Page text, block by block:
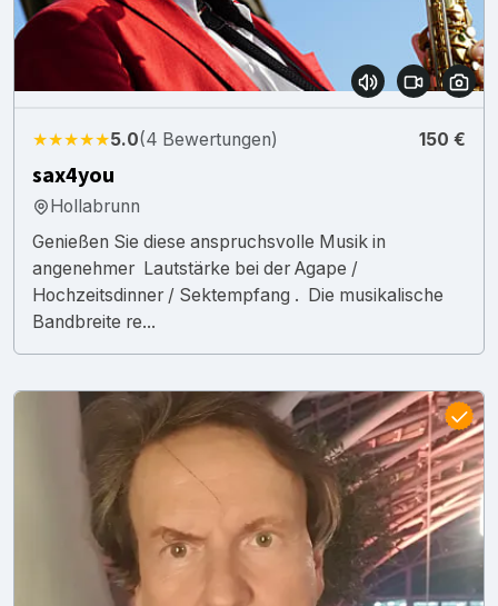
★★★★★5.0(4 Bewertungen) 150 €
sax4you
Hollabrunn
Genießen Sie diese anspruchsvolle Musik in
angenehmer Lautstärke bei der Agape /
Hochzeitsdinner / Sektempfang . Die musikalische
Bandbreite re...